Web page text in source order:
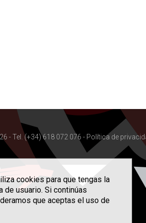
- Tel. (+34) 618 072 076 - Política de
cookies para que tengas la
de usuario. Si continúas
que aceptas el uso de